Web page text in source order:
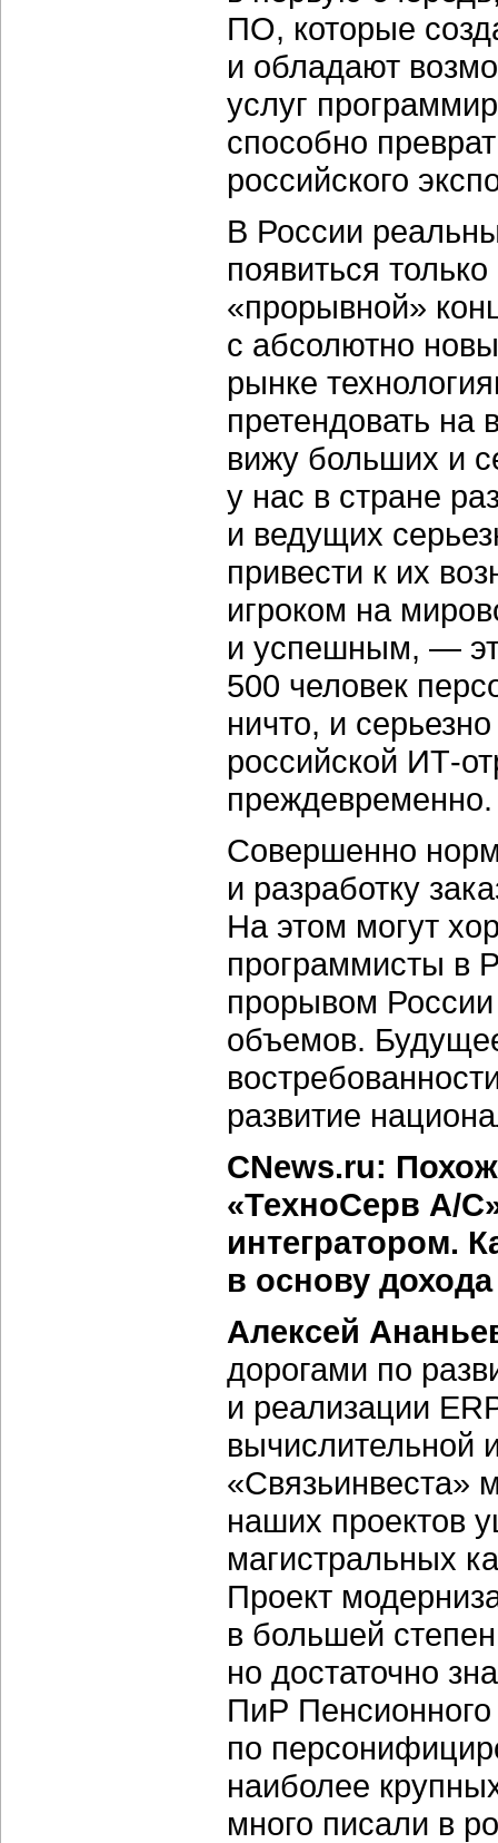
ПО, которые
и обладают
услуг
способно
российского
В России
появиться
«прорывной»
с абсолютно
рынке
претендовать
вижу больших и
у нас в стране
и ведущих
привести к их
игроком на
и успешным, —
500 человек
ничто, и
российской ИТ-
преждевременно.
Совершенно
и разработку
На этом могут
программисты в
прорывом
объемов.
развитие
CNews.ru:
«ТехноСерв А/
интегратором.
в основу
Алексей
дорогами по
и реализации
вычислительной
«Связьинвеста»
наших проектов
магистральных
Проект
в большей
но достаточно
ПиР
по
наиболее
много писали в